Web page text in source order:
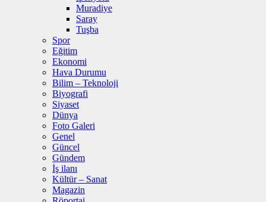
Muradiye
Saray
Tuşba
Spor
Eğitim
Ekonomi
Hava Durumu
Bilim – Teknoloji
Biyografi
Siyaset
Dünya
Foto Galeri
Genel
Güncel
Gündem
İş ilanı
Kültür – Sanat
Magazin